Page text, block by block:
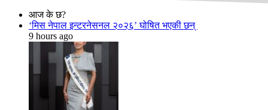
आज के छ?
‘मिस नेपाल इन्टरनेसनल २०२६’ घोषित भएकी छन्
9 hours ago